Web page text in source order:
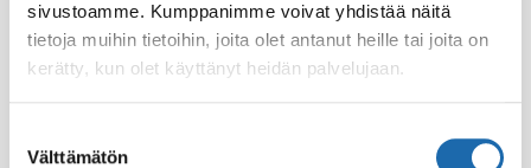
sivustoamme. Kumppanimme voivat yhdistää näitä
tietoja muihin tietoihin, joita olet antanut heille tai joita on
kerätty, kun olet käyttänyt heidän palvelujaan.
valinta
Välttämätön